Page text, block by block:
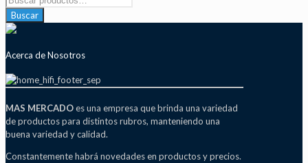
Buscar
Acerca de Nosotros
MAS MERCADOes una empresa que brinda una variedad
de productos para distintos rubros, manteniendo una
buena variedad y calidad.
Constantemente habrá novedades en productos y precios.